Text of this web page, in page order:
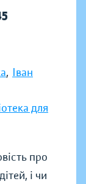
, Іван
для
про
і чи